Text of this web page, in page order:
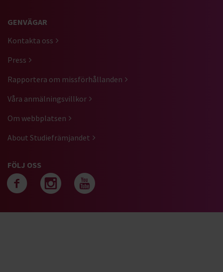
GENVÄGAR
Kontakta oss
Press
Rapportera om missförhållanden
Våra anmälningsvillkor
Om webbplatsen
About Studiefrämjandet
FÖLJ OSS
Följ oss på facebook
Följ oss på
Följ oss på